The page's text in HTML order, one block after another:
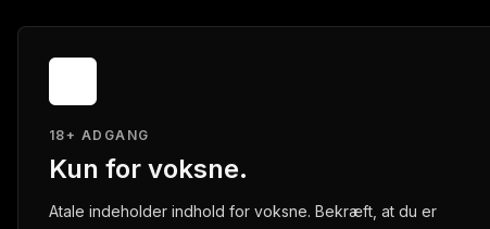
18+ ADGANG
Kun for voksne.
Atale indeholder indhold for voksne. Bekræft, at du er